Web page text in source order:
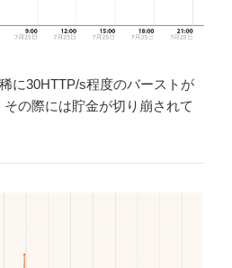
に30HTTP/s程度のバーストが
の際には貯金が切り崩されて